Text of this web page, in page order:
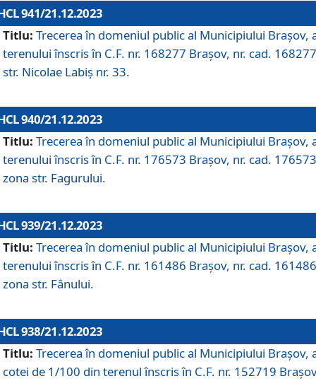
941/21.12.2023
Titlu: Trecerea în domeniul public al Municipiului Braşov,
terenului înscris în C.F. nr. 168277 Brașov, nr. cad.
str. Nicolae Labiș nr. 33.
940/21.12.2023
Titlu: Trecerea în domeniul public al Municipiului Braşov,
terenului înscris în C.F. nr. 176573 Brașov, nr. cad.
zona str. Fagurului.
939/21.12.2023
Titlu: Trecerea în domeniul public al Municipiului Braşov,
terenului înscris în C.F. nr. 161486 Brașov, nr. cad.
zona str. Fânului.
938/21.12.2023
Titlu: Trecerea în domeniul public al Municipiului Braşov,
cotei de 1/100 din terenul înscris în C.F. nr. 152719